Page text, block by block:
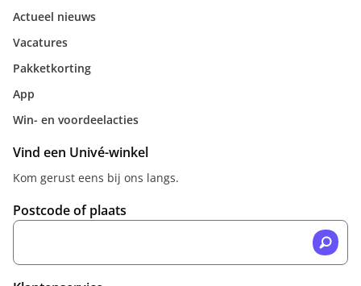
Actueel nieuws
Vacatures
Pakketkorting
App
Win- en voordeelacties
Vind een Univé-winkel
Kom gerust eens bij ons langs.
Postcode of plaats